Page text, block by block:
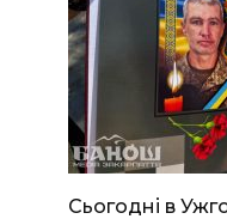
Сьогодні в